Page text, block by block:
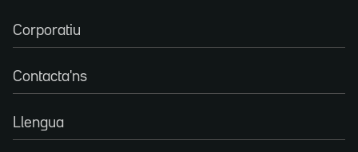
Corporatiu
Contacta'ns
Llengua